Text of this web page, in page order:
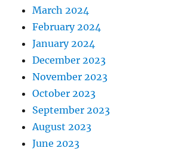
March 2024
February 2024
January 2024
December 2023
November 2023
October 2023
September 2023
August 2023
June 2023